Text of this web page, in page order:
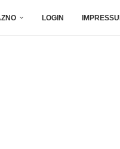
LOGIN